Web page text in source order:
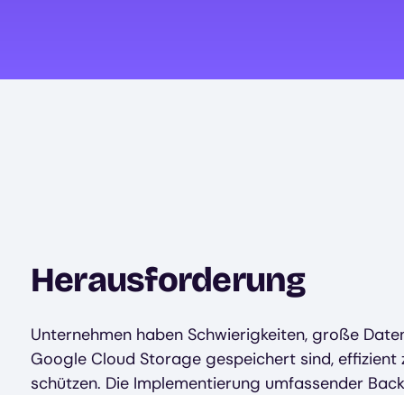
Herausforderung
Unternehmen haben Schwierigkeiten, große
Google Cloud Storage gespeichert sind, effizient
schützen. Die Implementierung umfassender